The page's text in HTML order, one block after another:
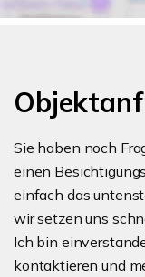
Sie haben noch
einen
einfach das
wir setzen uns
Ich bin
kontaktieren und